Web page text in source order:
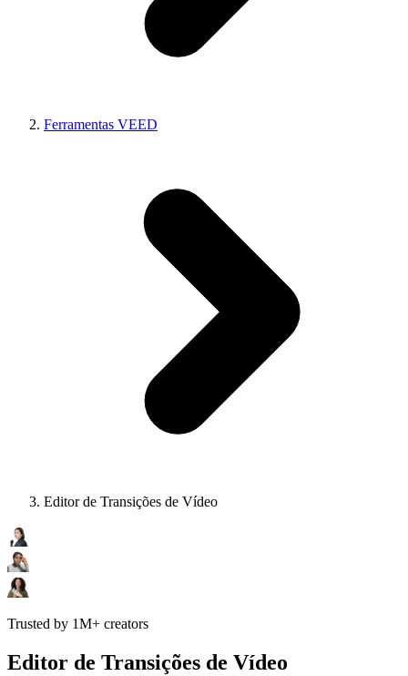
Ferramentas VEED
Editor de Transições de Vídeo
Trusted by 1M+ creators
Editor de Transições de Vídeo